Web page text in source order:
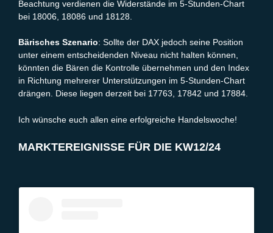
Beachtung verdienen die Widerstände im 5-Stunden-Chart
bei 18006, 18086 und 18128.
Bärisches Szenario: Sollte der DAX jedoch seine Position
unter einem entscheidenden Niveau nicht halten können,
könnten die Bären die Kontrolle übernehmen und den Index
in Richtung mehrerer Unterstützungen im 5-Stunden-Chart
drängen. Diese liegen derzeit bei 17763, 17842 und 17884.
Ich wünsche euch allen eine erfolgreiche Handelswoche!
MARKTEREIGNISSE FÜR DIE KW12/24